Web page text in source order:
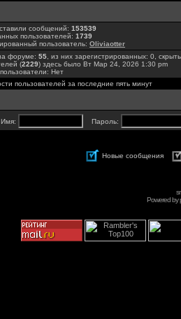
сообщений: 153539
пользователей: 1739
пользователь: Oliviaotter
форуме: 55 , из них зарегистрированных: 0,
(2229) здесь было Вт Мар 24, 2026 1:30 pm
Нет
пользователей за последние пять минут
Имя: Пароль:
Новые сообщения
Powered by